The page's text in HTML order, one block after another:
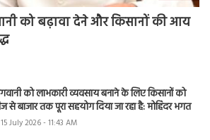
को बढ़ावा देने और किसानों की आय
को लाभकारी व्यवसाय बनाने के लिए किसानों को
से बाजार तक पूरा सहयोग दिया जा रहा है: मोहिंदर भगत
15 July 2026 - 11:43 AM